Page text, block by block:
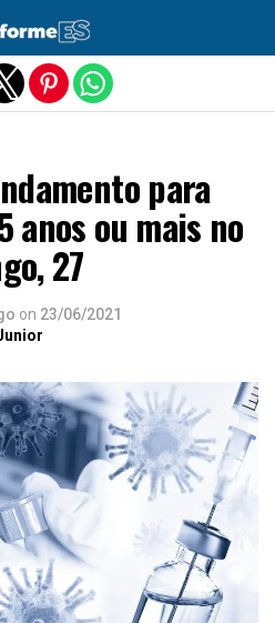
para
anos ou mais no
27
on 23/06/2021
mobile